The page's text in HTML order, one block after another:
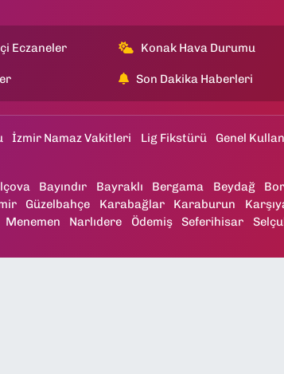
Eczaneler Konak Hava Durumu
Son Dakika Haberleri
İzmir Namaz Vakitleri Lig Fikstürü Genel
Bayındır Bayraklı Bergama Beydağ
Güzelbahçe Karabağlar Karaburun
Menemen Narlıdere Ödemiş Seferihisar